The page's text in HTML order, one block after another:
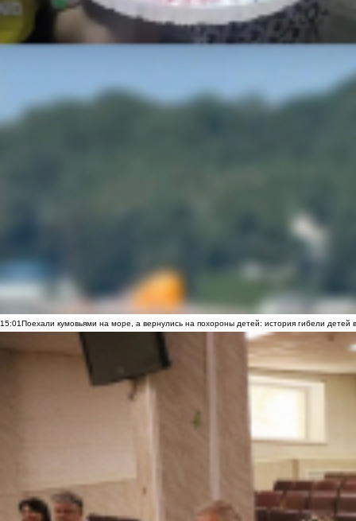
15:01Поехали кумовьями на море, а вернулись на похороны детей: история гибели детей